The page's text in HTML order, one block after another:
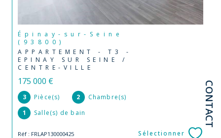
CONTACT
Épinay-sur-Seine
(93800)
APPARTEMENT - T3 -
EPINAY SUR SEINE /
CENTRE-VILLE
175 000 €
3 Pièce(s) 2
Chambre(s)
1
Salle(s) de bain
Réf : FRLAP130000425 Sélectionner